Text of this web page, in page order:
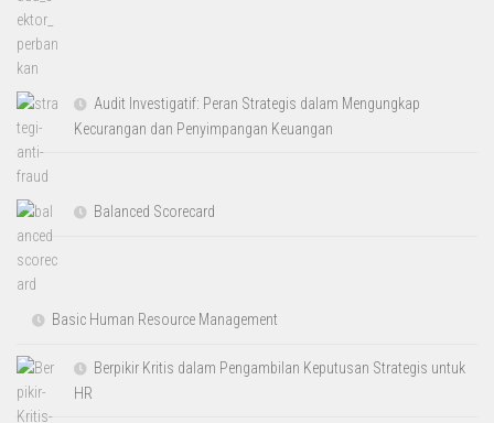
Audit Investigatif: Peran Strategis dalam Mengungkap
Kecurangan dan Penyimpangan Keuangan
Balanced Scorecard
Basic Human Resource Management
Berpikir Kritis dalam Pengambilan Keputusan Strategis untuk
HR